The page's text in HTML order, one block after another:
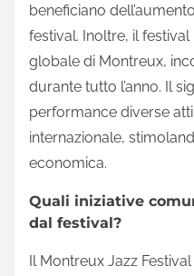
beneficiano
festival. Inoltre, il
globale di Montreux,
durante tutto l’anno. Il
performance diverse
internazionale,
economica.
Quali iniziative
dal festival?
Il Montreux Jazz